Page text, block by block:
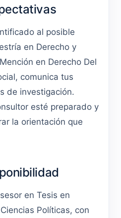
al posible
en Derecho y
en Derecho Del
comunica tus
de investigación.
esté preparado y
la orientación que
en Tesis en
Políticas, con